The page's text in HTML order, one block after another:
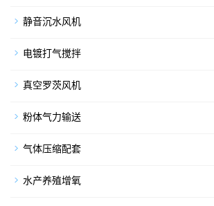
静音沉水风机
电镀打气搅拌
真空罗茨风机
粉体气力输送
气体压缩配套
水产养殖增氧